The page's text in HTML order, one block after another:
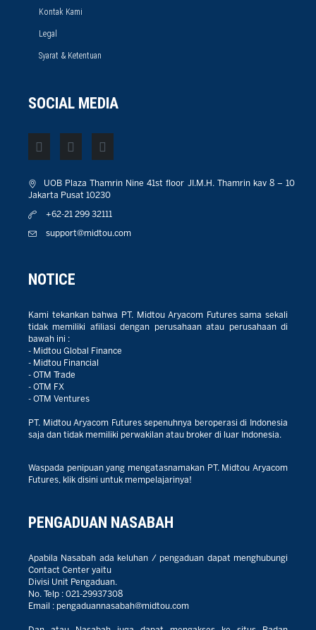
Kontak Kami
Legal
Syarat & Ketentuan
SOCIAL MEDIA
UOB Plaza Thamrin Nine 41st floor JI.M.H. Thamrin kav 8 – 10
Jakarta Pusat 10230
+62-21 299 32111
support@midtou.com
NOTICE
Kami tekankan bahwa PT. Midtou Aryacom Futures sama sekali
tidak memiliki afiliasi dengan perusahaan atau perusahaan di
bawah ini :
- Midtou Global Finance
- Midtou Financial
- OTM Trade
- OTM FX
- OTM Ventures
PT. Midtou Aryacom Futures sepenuhnya beroperasi di Indonesia
saja dan tidak memiliki perwakilan atau broker di luar Indonesia.
Waspada penipuan yang mengatasnamakan PT. Midtou Aryacom
Futures, klik disini untuk mempelajarinya!
PENGADUAN NASABAH
Apabila Nasabah ada keluhan / pengaduan dapat menghubungi
Contact Center yaitu
Divisi Unit Pengaduan.
No. Telp : 021-29937308
Email : pengaduannasabah@midtou.com